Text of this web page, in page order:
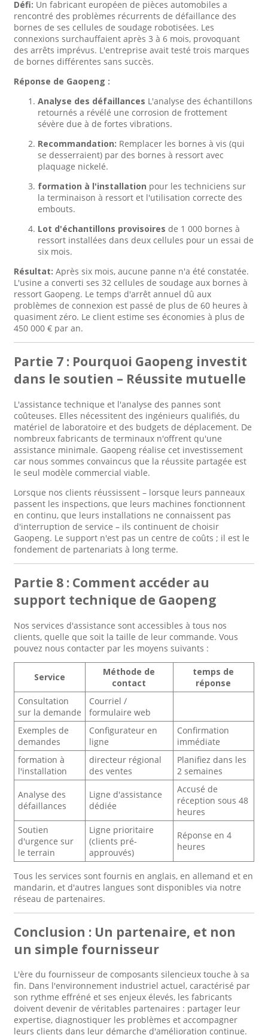
Défi: Un fabricant européen de pièces automobiles a
rencontré des problèmes récurrents de défaillance des
bornes de ses cellules de soudage robotisées. Les
connexions surchauffaient après 3 à 6 mois, provoquant
des arrêts imprévus. L'entreprise avait testé trois marques
de bornes différentes sans succès.
Réponse de Gaopeng :
Analyse des défaillances L'analyse des échantillons
retournés a révélé une corrosion de frottement
sévère due à de fortes vibrations.
Recommandation: Remplacer les bornes à vis (qui
se desserraient) par des bornes à ressort avec
plaquage nickelé.
formation à l'installation pour les techniciens sur
la terminaison à ressort et l'utilisation correcte des
embouts.
Lot d'échantillons provisoires de 1 000 bornes à
ressort installées dans deux cellules pour un essai de
six mois.
Résultat: Après six mois, aucune panne n'a été constatée.
L'usine a converti ses 32 cellules de soudage aux bornes à
ressort Gaopeng. Le temps d'arrêt annuel dû aux
problèmes de connexion est passé de plus de 60 heures à
quasiment zéro. Le client estime ses économies à plus de
450 000 € par an.
Partie 7 : Pourquoi Gaopeng investit
dans le soutien – Réussite mutuelle
L'assistance technique et l'analyse des pannes sont
coûteuses. Elles nécessitent des ingénieurs qualifiés, du
matériel de laboratoire et des budgets de déplacement. De
nombreux fabricants de terminaux n'offrent qu'une
assistance minimale. Gaopeng réalise cet investissement
car nous sommes convaincus que la réussite partagée est
le seul modèle commercial viable.
Lorsque nos clients réussissent – ​​lorsque leurs panneaux
passent les inspections, que leurs machines fonctionnent
en continu, que leurs installations ne connaissent pas
d'interruption de service – ils continuent de choisir
Gaopeng. Le support n'est pas un centre de coûts ; il est le
fondement de partenariats à long terme.
Partie 8 : Comment accéder au
support technique de Gaopeng
Nos services d'assistance sont accessibles à tous nos
clients, quelle que soit la taille de leur commande. Vous
pouvez nous contacter par les moyens suivants :
Service
Méthode de
contact
temps de
réponse
Consultation
sur la demande
Courriel /
formulaire web
Exemples de
demandes
Configurateur en
ligne
Confirmation
immédiate
formation à
l'installation
directeur régional
des ventes
Planifiez dans les
2 semaines
Analyse des
défaillances
Ligne d'assistance
dédiée
Accusé de
réception sous 48
heures
Soutien
d'urgence sur
le terrain
Ligne prioritaire
(clients pré-
approuvés)
Réponse en 4
heures
Tous les services sont fournis en anglais, en allemand et en
mandarin, et d'autres langues sont disponibles via notre
réseau de partenaires.
Conclusion : Un partenaire, et non
un simple fournisseur
L'ère du fournisseur de composants silencieux touche à sa
fin. Dans l'environnement industriel actuel, caractérisé par
son rythme effréné et ses enjeux élevés, les fabricants
doivent devenir de véritables partenaires : partager leur
expertise, diagnostiquer les problèmes et accompagner
leurs clients dans leur démarche d'amélioration continue.